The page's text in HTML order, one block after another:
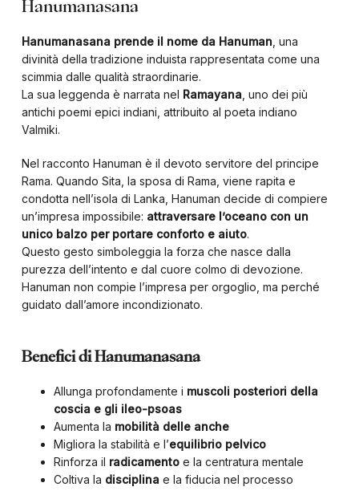
Hanumanasana
Hanumanasana prende il nome da Hanuman , una
divinità della tradizione induista rappresentata come una
scimmia dalle qualità straordinarie.
La sua leggenda è narrata nel Ramayana , uno dei più
antichi poemi epici indiani, attribuito al poeta indiano
Valmiki.
Nel racconto Hanuman è il devoto servitore del principe
Rama. Quando Sita, la sposa di Rama, viene rapita e
condotta nell’isola di Lanka, Hanuman decide di compiere
un’impresa impossibile: attraversare l’oceano con un
unico balzo per portare conforto e aiuto.
Questo gesto simboleggia la forza che nasce dalla
purezza dell’intento e dal cuore colmo di devozione.
Hanuman non compie l’impresa per orgoglio, ma perché
guidato dall’amore incondizionato.
Benefici di Hanumanasana
Allunga profondamente i muscoli posteriori della
coscia e gli ileo-psoas
Aumenta la mobilità delle anche
Migliora la stabilità e l’equilibrio pelvico
Rinforza il radicamentoe la centratura mentale
Coltiva la disciplina e la fiducia nel processo